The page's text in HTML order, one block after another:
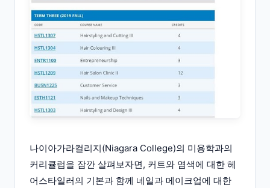
나이아가라컬리지(Niagara College)의 미용학과의
커리큘럼을 잠깐 살펴보자면, 커트와 염색에 대한 헤
어스타일러의 기본과 함께 네일과 메이크업에 대한